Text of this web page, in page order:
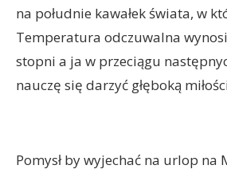
na południe kawałek świata, w
Temperatura odczuwalna
stopni a ja w przeciągu
nauczę się darzyć głęboką
Pomysł by wyjechać na urlop na